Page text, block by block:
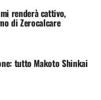
renderà cattivo,
di Zerocalcare
tutto Makoto Shinkai